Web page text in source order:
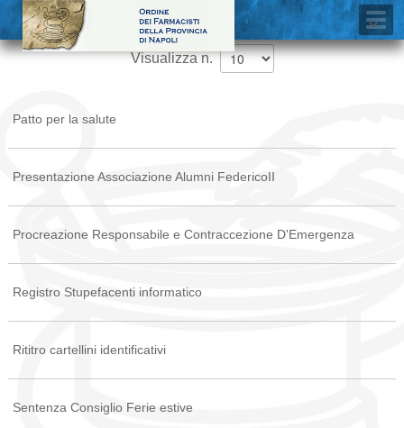
Visualizza n.
Patto per la salute
Presentazione Associazione Alumni FedericoII
Procreazione Responsabile e Contraccezione D'Emergenza
Registro Stupefacenti informatico
Rititro cartellini identificativi
Sentenza Consiglio Ferie estive